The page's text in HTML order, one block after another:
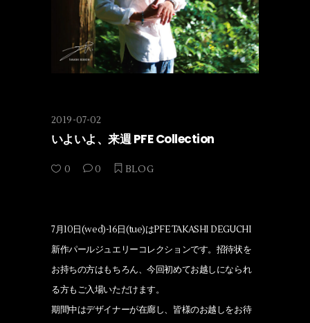
2019-07-02
いよいよ、来週 PFE Collection
0 0 BLOG
7月10日(wed)-16日(tue)はPFE TAKASHI DEGUCHI
新作パールジュエリーコレクションです。招待状を
お持ちの方はもちろん、今回初めてお越しになられ
る方もご入場いただけます。
期間中はデザイナーが在廊し、皆様のお越しをお待